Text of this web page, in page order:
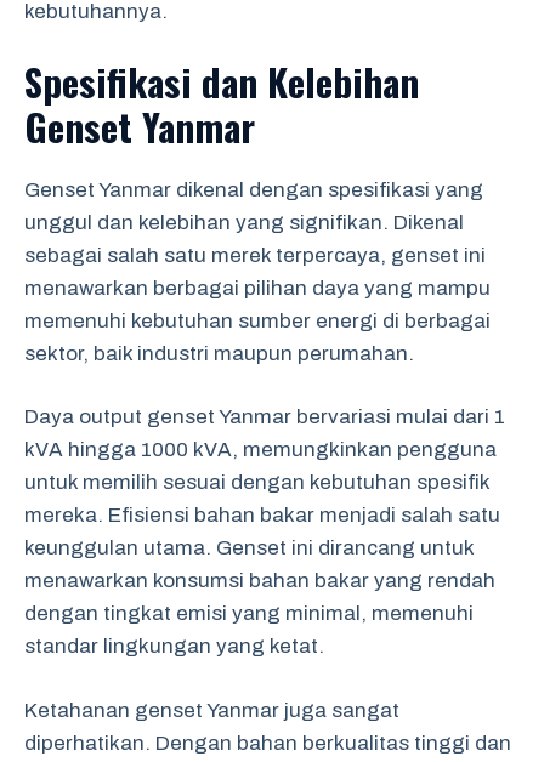
kebutuhannya.
Spesifikasi dan Kelebihan
Genset Yanmar
Genset Yanmar dikenal dengan spesifikasi yang
unggul dan kelebihan yang signifikan. Dikenal
sebagai salah satu merek terpercaya, genset ini
menawarkan berbagai pilihan daya yang mampu
memenuhi kebutuhan sumber energi di berbagai
sektor, baik industri maupun perumahan.
Daya output genset Yanmar bervariasi mulai dari 1
kVA hingga 1000 kVA, memungkinkan pengguna
untuk memilih sesuai dengan kebutuhan spesifik
mereka. Efisiensi bahan bakar menjadi salah satu
keunggulan utama. Genset ini dirancang untuk
menawarkan konsumsi bahan bakar yang rendah
dengan tingkat emisi yang minimal, memenuhi
standar lingkungan yang ketat.
Ketahanan genset Yanmar juga sangat
diperhatikan. Dengan bahan berkualitas tinggi dan